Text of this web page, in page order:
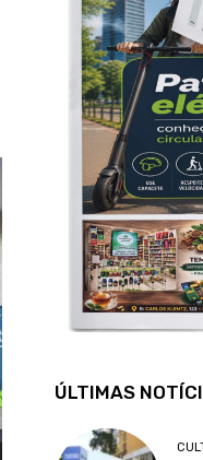
ÚLTIMAS